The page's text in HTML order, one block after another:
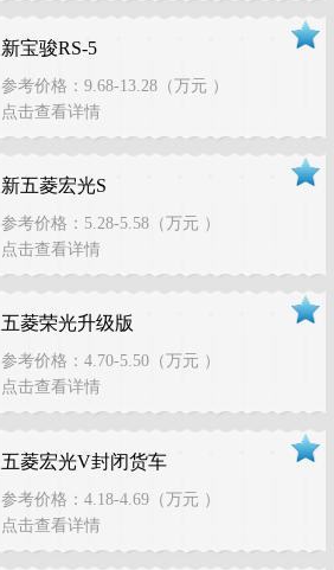
新宝骏RS-5
参考价格：9.68-13.28（万元 ）
点击查看详情
新五菱宏光S
参考价格：5.28-5.58（万元 ）
点击查看详情
五菱荣光升级版
参考价格：4.70-5.50（万元 ）
点击查看详情
五菱宏光V封闭货车
参考价格：4.18-4.69（万元 ）
点击查看详情